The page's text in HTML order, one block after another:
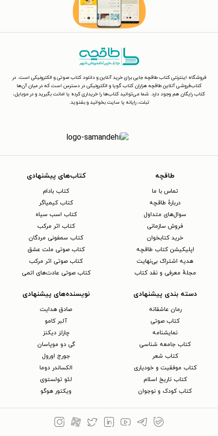
فروشگاه اینترنتی کتاب طاقچه جایی برای خرید آنلاین و دانلود کتاب صوتی و الکترونیکی است. در
کتاب‌فروشی آنلاین طاقچه هزاران کتاب گویا و الکترونیکی در دسترس است که در میان آن‌ها
کتاب رایگان هم وجود دارد. شما می‌توانید کتاب‌ها را خریداری کرده یا امانت بگیرید و در موبایل،
تبلت، رایانه یا سایت بخوانید و بشنوید.
طاقچه
تماس با ما
دربارهٔ طاقچه
سوال‌های متداول
فروش سازمانی
خرید کتابخوان
اپلیکیشن کتاب طاقچه
هدیه اشتراک بی‌نهایت
مجلهٔ معرفی و نقد کتاب
کتاب‌های پیشنهادی
کتاب بادام
کتاب کیمیاگر
کتاب اسب سیاه
کتاب اثر مرکب
کتاب سمفونی مردگان
کتاب صوتی ملت عشق
کتاب صوتی اثر مرکب
کتاب صوتی عادت‌های اتمی
دسته بندی پیشنهادی
رمان عاشقانه
کتاب‌ صوتی
نمایشنامه
کتاب جامعه شناسی
کتاب شعر
کتاب موفقیت و خودیاری
کتاب تاریخ اسلام
کتاب کودک و نوجوان
نویسنده‌های پیشنهادی
صادق هدایت
آلبر کامو
چارلز دیکنز
گی دو موپاسان
جورج اورول
الکساندر دوما
لئو تولستوی
ویکتور هوگو